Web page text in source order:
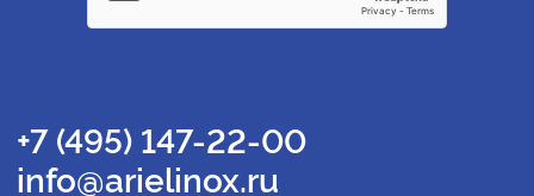
+7 (495) 147-22-00
info@arielinox.ru